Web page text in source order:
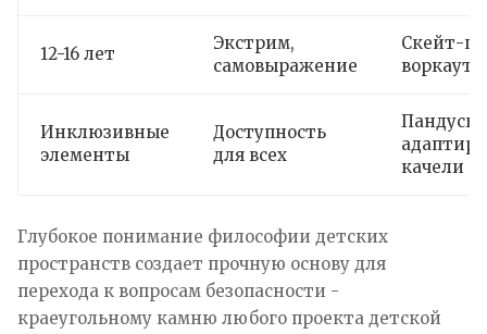
12-16 лет
Экстрим,
самовыражение
Скейт-
воркаут
Инклюзивные
элементы
Доступность
для всех
Пандусы,
качели
Глубокое понимание философии детских
пространств создает прочную основу для
перехода к вопросам безопасности -
краеугольному камню любого проекта детской